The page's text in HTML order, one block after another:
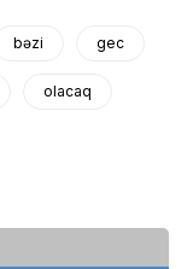
bəzi gec
olacaq